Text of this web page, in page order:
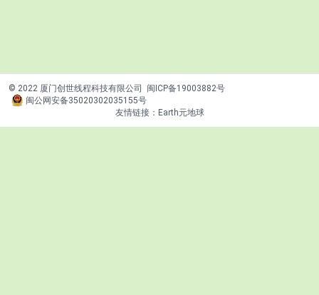
© 2022 厦门创世线程科技有限公司
闽ICP备19003882号
闽公网安备35020302035155号
友情链接： Earth元地球